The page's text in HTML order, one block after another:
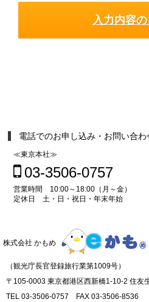
電話でのお申し込み・お問い合わ
≪東京本社≫
03-3506-0757
営業時間 10:00～18:00（月～金）
定休日 土・日・祝日・年末年始
株式会社 かもめ
（観光庁長官登録旅行業第1009号）
〒105-0003 東京都港区西新橋1-10-2 住友
TEL 03-3506-0757 FAX 03-3506-8536